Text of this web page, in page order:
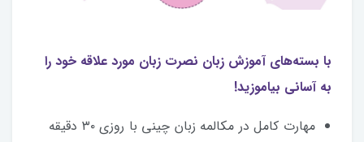
با بسته‌های آموزش زبان نصرت زبان مورد علاقه خود را
به آسانی بیاموزید!
مهارت کامل در مکالمه زبان چینی با روزی ۳۰ دقیقه